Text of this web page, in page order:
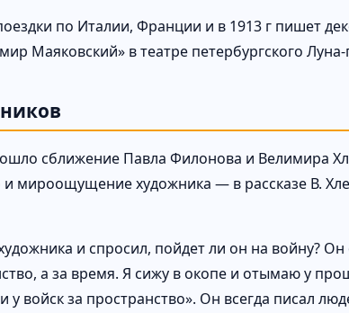
по Италии, Франции и в 1913 г пишет
Маяковский» в театре петербургского Луна-
сближение Павла Филонова и Велимира
и мироощущение художника — в рассказе В.
и спросил, пойдет ли он на войну?
а за время. Я сижу в окопе и отымаю у
у войск за пространство». Он всегда писал